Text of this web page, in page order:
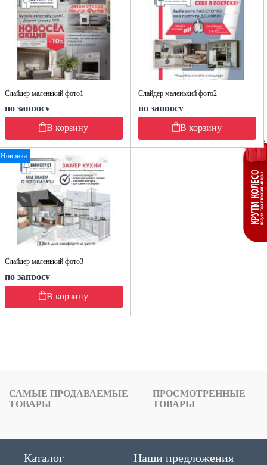
Слайдер маленький фото1
по запросу
В корзину
Слайдер маленький фото2
по запросу
В корзину
Новинка
Слайдер маленький фото3
по запросу
В корзину
САМЫЕ ПРОДАВАЕМЫЕ
ТОВАРЫ
ПРОСМОТРЕННЫЕ
ТОВАРЫ
Каталог Наши предложения